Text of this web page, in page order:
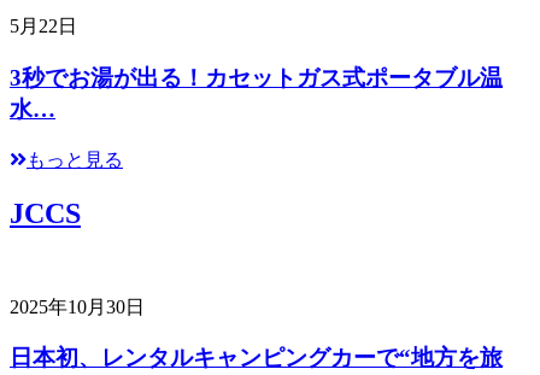
5月22日
3秒でお湯が出る！カセットガス式ポータブル温
水…
もっと見る
JCCS
2025年10月30日
日本初、レンタルキャンピングカーで“地方を旅